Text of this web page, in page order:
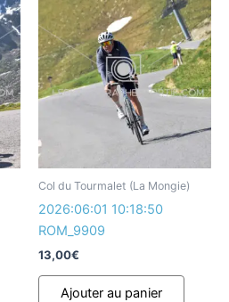
Col du Tourmalet (La Mongie)
2026:06:01 10:18:50
ROM_9909
13,00€
Ajouter au panier